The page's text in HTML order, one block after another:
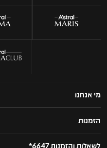
מי אנחנו
הזמנות
לשאלות והזמנות 6647*